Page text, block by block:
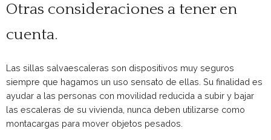
Otras consideraciones a tener en
cuenta.
Las sillas salvaescaleras son dispositivos muy seguros
siempre que hagamos un uso sensato de ellas. Su finalidad es
ayudar a las personas con movilidad reducida a subir y bajar
las escaleras de su vivienda, nunca deben utilizarse como
montacargas para mover objetos pesados.